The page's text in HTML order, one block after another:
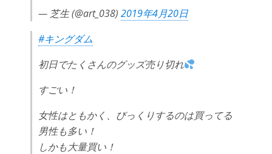
— 芝生 (@art_038) 2019年4月20日
#キングダム
初日でたくさんのグッズ売り切れ
すごい！
女性はともかく、びっくりするのは買ってる
男性も多い！
しかも大量買い！